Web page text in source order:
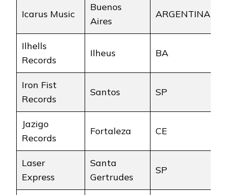
Icarus Music
Buenos
Aires
ARGENTINA
Ilhells
Records
Ilheus BA
Iron Fist
Records
Santos SP
Jazigo
Records
Fortaleza CE
Laser
Express
Santa
Gertrudes
SP